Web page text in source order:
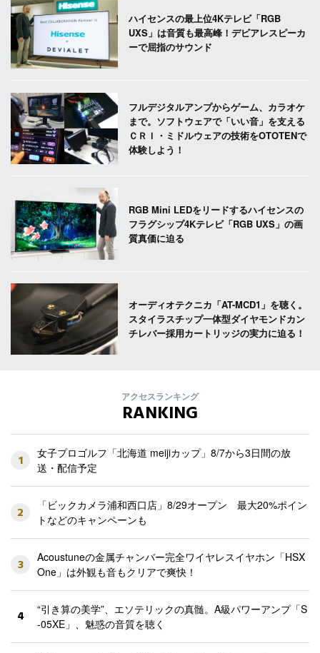
ハイセンスの最上位4Kテレビ「RGB
UXS」は音質も最高峰！デビアレスピーカ
ーで屈指のサウンド
フルデジタルアンプからゲーム、カラオケ
まで。ソフトウェアで「いい音」を支える
ＣＲＩ・ミドルウェアの技術をOTOTENで
体験しよう！
RGB Mini LEDをリードするハイセンスの
フラグシップ4Kテレビ「RGB UXS」の画
質真価に迫る
オーディオテクニカ「AT-MCD1」を聴く。
スタイラスチップ一体型ダイヤモンドカン
チレバー採用カートリッジの実力に迫る！
アクセスランキング
RANKING
1
女子プロゴルフ「北海道 meijiカップ」8/7から3日間の放
送・配信予定
2
「ビックカメラ浦和西口店」8/29オープン 最大20%ポイン
トなどのキャンペーンも
3
Acoustuneの金属チャンバー完全ワイヤレスイヤホン「HSX
One」は外観も音もクリアで爽快！
4
“引き算の美学”、エソテリックの真髄。A級パワーアンプ「S
-05XE」、魅惑の音質を聴く